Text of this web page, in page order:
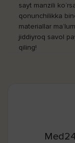
sayt manzili
qonunchilikka
materiallar
jiddiyroq savol
qiling!